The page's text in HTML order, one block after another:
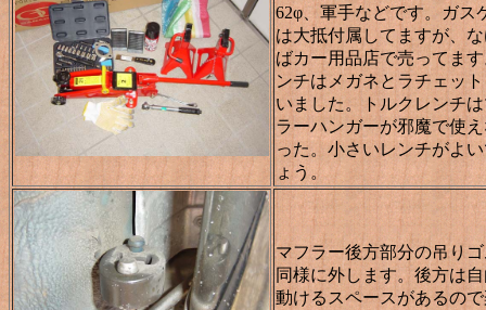
62φ、軍手などです。ガス
は大抵付属してますが、
ばカー用品店で売ってま
ンチはメガネとラチェッ
いました。トルクレンチ
ラーハンガーが邪魔で使
った。小さいレンチがよ
ょう。
マフラー後方部分の吊り
同様に外します。後方は
動けるスペースがあるの